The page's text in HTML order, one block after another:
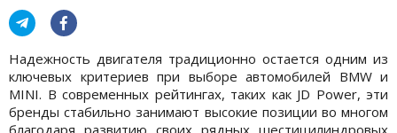
Надежность двигателя традиционно остается одним из
ключевых критериев при выборе автомобилей BMW и
MINI. В современных рейтингах, таких как JD Power, эти
бренды стабильно занимают высокие позиции во многом